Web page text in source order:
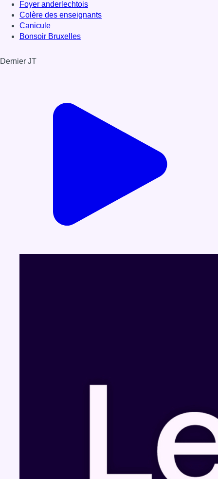
Foyer anderlechtois
Colère des enseignants
Canicule
Bonsoir Bruxelles
Dernier JT